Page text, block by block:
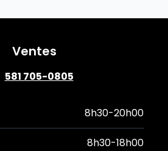
Ventes
581 705-0805
8h30-20h00
8h30-18h00